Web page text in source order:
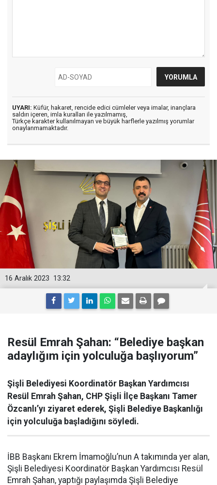
UYARI: Küfür, hakaret, rencide edici cümleler veya imalar, inançlara
saldırı içeren, imla kuralları ile yazılmamış,
Türkçe karakter kullanılmayan ve büyük harflerle yazılmış yorumlar
onaylanmamaktadır.
13:32
16 Aralık 2023
Resül Emrah Şahan: “Belediye başkan
adaylığım için yolculuğa başlıyorum”
Şişli Belediyesi Koordinatör Başkan Yardımcısı
Resül Emrah Şahan, CHP Şişli İlçe Başkanı Tamer
Özcanlı’yı ziyaret ederek, Şişli Belediye Başkanlığı
için yolculuğa başladığını söyledi.
İBB Başkanı Ekrem İmamoğlu’nun A takımında yer alan,
Şişli Belediyesi Koordinatör Başkan Yardımcısı Resül
Emrah Şahan, yaptığı paylaşımda Şişli Belediye